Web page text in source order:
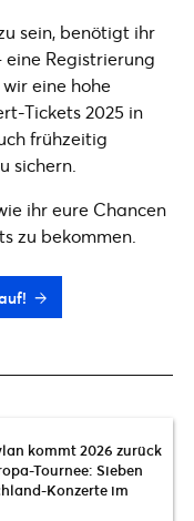
sein, benötigt ihr
eine Registrierung
eine hohe
Tickets 2025 in
frühzeitig
sichern.
ihr eure Chancen
zu bekommen.
kommt 2026 zurück
Tournee: Sieben
Konzerte im